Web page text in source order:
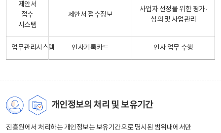
제안서
접수
시스템
제안서 접수정보
사업자 선정을 위한 평가·
심의 및 사업관리
업무관리시스템 인사기록카드 인사 업무 수행
개인정보의 처리 및 보유기간
진흥원에서 처리하는 개인정보는 보유기간으로 명시된 범위내에서만